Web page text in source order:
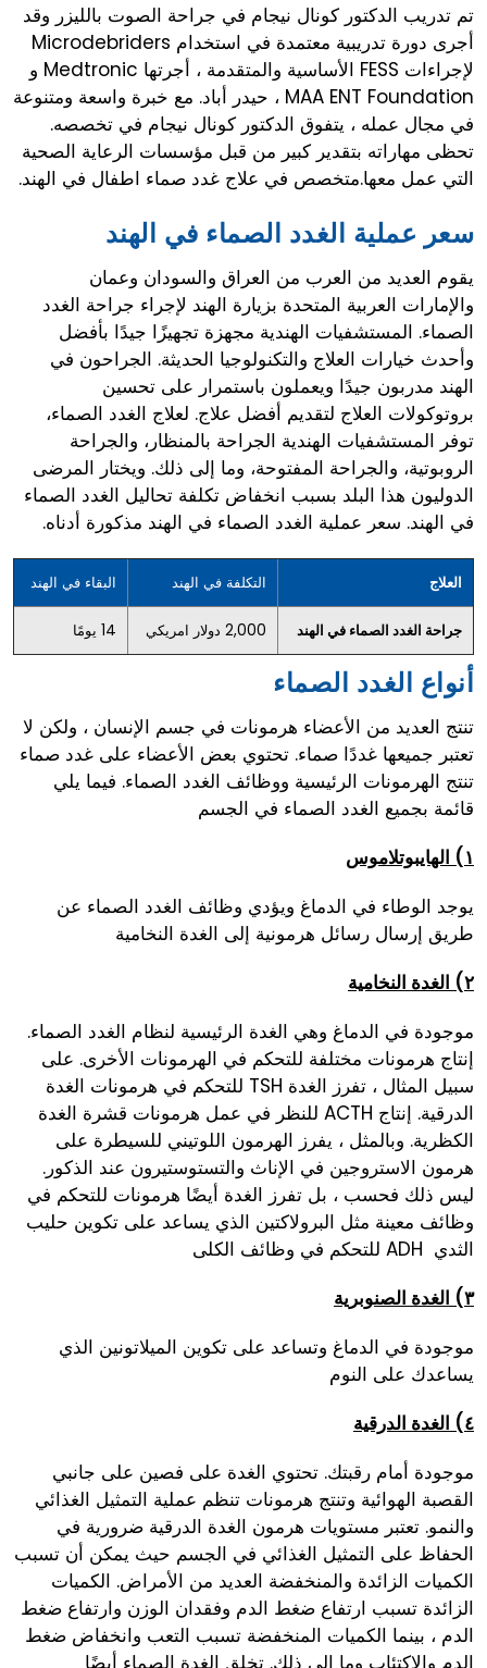
تم تدريب الدكتور كونال نيجام في جراحة الصوت بالليزر وقد
أجرى دورة تدريبية معتمدة في استخدام Microdebriders
لإجراءات FESS الأساسية والمتقدمة ، أجرتها Medtronic و
MAA ENT Foundation ، حيدر أباد. مع خبرة واسعة ومتنوعة
في مجال عمله ، يتفوق الدكتور كونال نيجام في تخصصه.
تحظى مهاراته بتقدير كبير من قبل مؤسسات الرعاية الصحية
التي عمل معها.متخصص في علاج غدد صماء اطفال في الهند.
سعر عملية الغدد الصماء في الهند
يقوم العديد من العرب من العراق والسودان وعمان
والإمارات العربية المتحدة بزيارة الهند لإجراء جراحة الغدد
الصماء. المستشفيات الهندية مجهزة تجهيزًا جيدًا بأفضل
وأحدث خيارات العلاج والتكنولوجيا الحديثة. الجراحون في
الهند مدربون جيدًا ويعملون باستمرار على تحسين
بروتوكولات العلاج لتقديم أفضل علاج. لعلاج الغدد الصماء،
توفر المستشفيات الهندية الجراحة بالمنظار، والجراحة
الروبوتية، والجراحة المفتوحة، وما إلى ذلك. ويختار المرضى
الدوليون هذا البلد بسبب انخفاض تكلفة تحاليل الغدد الصماء
في الهند. سعر عملية الغدد الصماء في الهند مذكورة أدناه.
العلاج التكلفة في الهند البقاء في الهند
جراحة الغدد الصماء في الهند 2,000 دولار امريكي 14 يومًا
أنواع الغدد الصماء
تنتج العديد من الأعضاء هرمونات في جسم الإنسان ، ولكن لا
تعتبر جميعها غددًا صماء. تحتوي بعض الأعضاء على غدد صماء
تنتج الهرمونات الرئيسية ووظائف الغدد الصماء. فيما يلي
قائمة بجميع الغدد الصماء في الجسم
١) الهايبوتلاموس
يوجد الوطاء في الدماغ ويؤدي وظائف الغدد الصماء عن
طريق إرسال رسائل هرمونية إلى الغدة النخامية
٢) الغدة النخامية
موجودة في الدماغ وهي الغدة الرئيسية لنظام الغدد الصماء.
إنتاج هرمونات مختلفة للتحكم في الهرمونات الأخرى. على
سبيل المثال ، تفرز الغدة TSH للتحكم في هرمونات الغدة
الدرقية. إنتاج ACTH للنظر في عمل هرمونات قشرة الغدة
الكظرية. وبالمثل ، يفرز الهرمون اللوتيني للسيطرة على
هرمون الاستروجين في الإناث والتستوستيرون عند الذكور.
ليس ذلك فحسب ، بل تفرز الغدة أيضًا هرمونات للتحكم في
وظائف معينة مثل البرولاكتين الذي يساعد على تكوين حليب
الثدي ADH للتحكم في وظائف الكلى
٣) الغدة الصنوبرية
موجودة في الدماغ وتساعد على تكوين الميلاتونين الذي
يساعدك على النوم
٤) الغدة الدرقية
موجودة أمام رقبتك. تحتوي الغدة على فصين على جانبي
القصبة الهوائية وتنتج هرمونات تنظم عملية التمثيل الغذائي
والنمو. تعتبر مستويات هرمون الغدة الدرقية ضرورية في
الحفاظ على التمثيل الغذائي في الجسم حيث يمكن أن تسبب
الكميات الزائدة والمنخفضة العديد من الأمراض. الكميات
الزائدة تسبب ارتفاع ضغط الدم وفقدان الوزن وارتفاع ضغط
الدم ، بينما الكميات المنخفضة تسبب التعب وانخفاض ضغط
الدم والاكتئاب وما إلى ذلك. تخلق الغدة الصماء أيضًا